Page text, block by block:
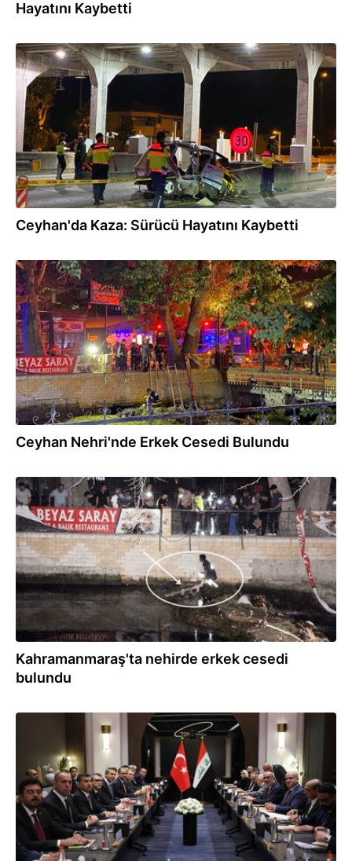
Hayatını Kaybetti
14.07.2026
Ceyhan'da Kaza: Sürücü Hayatını Kaybetti
13.07.2026
Ceyhan Nehri'nde Erkek Cesedi Bulundu
13.07.2026
Kahramanmaraş'ta nehirde erkek cesedi
bulundu